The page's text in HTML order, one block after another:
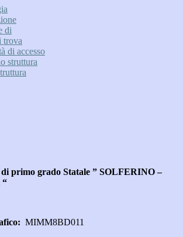
di
trova
di accesso
struttura
di primo grado Statale ” SOLFERINO –
“
MIMM8BD011